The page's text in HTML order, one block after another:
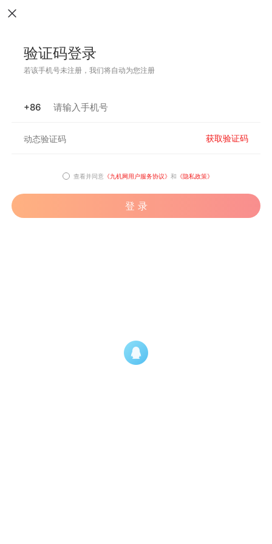
验证码登录
若该手机号未注册，我们将自动为您注册
+86
获取验证码
查看并同意 《九机网用户服务协议》 和 《隐私政策》
登 录